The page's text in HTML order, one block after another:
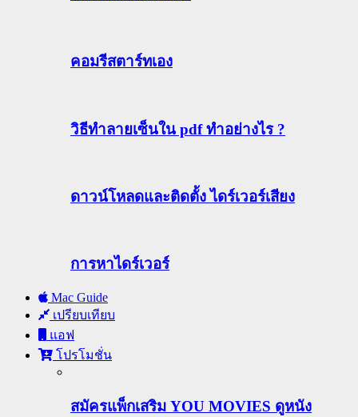
คอมรีสตาร์ทเอง
วิธีทําลายเซ็นใน pdf ทำอย่างไร ?
ดาวน์โหลดและติดตั้ง ไดร์เวอร์เสียง
การหาไดร์เวอร์
Mac Guide
เปรียบเทียบ
แอฟ
โปรโมชั่น
สมัครแพ็กเสริม YOU MOVIES ดูหนัง